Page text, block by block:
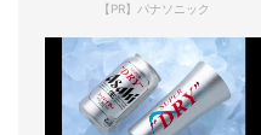
【PR】パナソニック